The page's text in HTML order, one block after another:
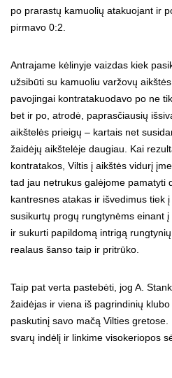
po prarastų kamuolių atakuojant ir
pirmavo 0:2.
Antrajame kėlinyje vaizdas kiek
užsibūti su kamuoliu varžovų
pavojingai kontratakuodavo po ne
bet ir po, atrodė, paprasčiausių
aikštelės prieigų – kartais net
žaidėjų aikštelėje daugiau. Kai
kontratakos, Viltis į aikštės vidurį
tad jau netrukus galėjome pamatyti
kantresnes atakas ir išvedimus tiek
susikurtų progų rungtynėms einant
ir sukurti papildomą intrigą
realaus šanso taip ir pritrūko.
Taip pat verta pastebėti, jog A.
žaidėjas ir viena iš pagrindinių
paskutinį savo mačą Vilties
svarų indėlį ir linkime visokeriopos